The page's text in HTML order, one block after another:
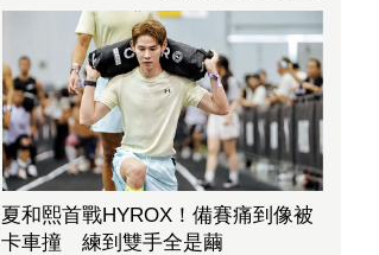
夏和熙首戰HYROX！備賽痛到像被
卡車撞 練到雙手全是繭